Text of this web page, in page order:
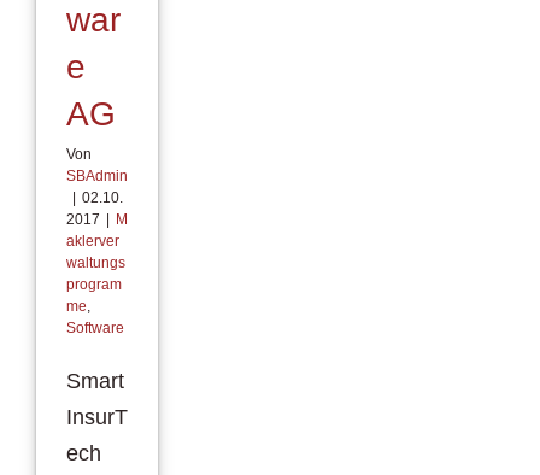
war
e
AG
Von
SBAdmin
| 02.10.
2017 | M
aklerver
waltungs
program
me,
Software
Smart
InsurT
ech